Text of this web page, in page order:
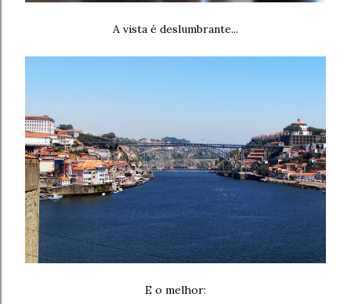
A vista é deslumbrante...
E o melhor: